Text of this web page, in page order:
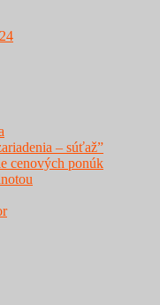
– súťaž”
cenových ponúk